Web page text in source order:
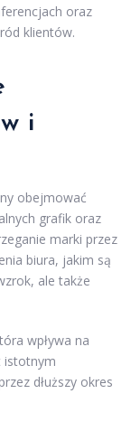
oraz
klientów.
i
obejmować
grafik oraz
marki przez
biura, jakim są
ale także
wpływa na
istotnym
dłuższy okres